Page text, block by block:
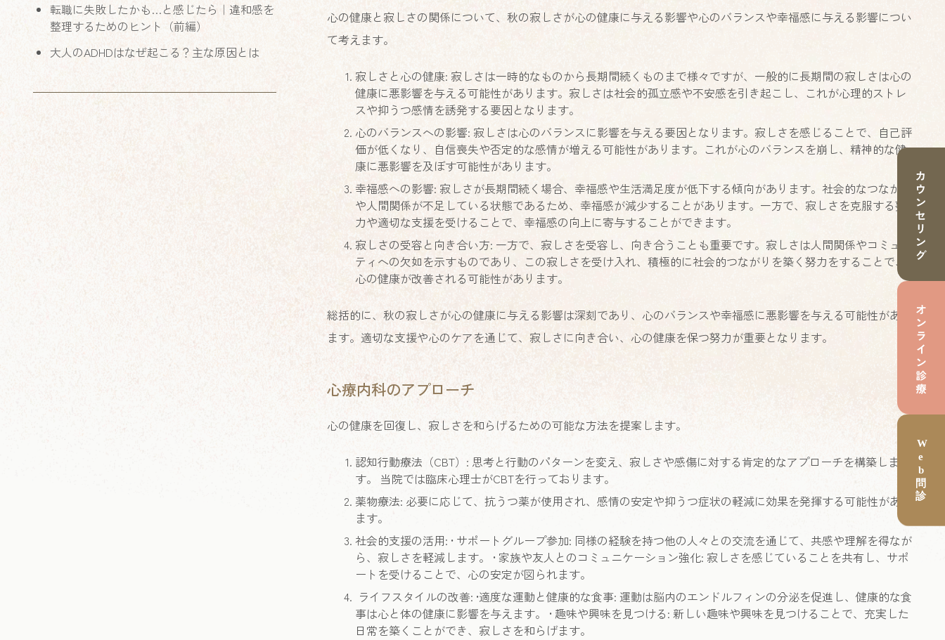
心の健康と寂しさの関係について、秋の寂しさが心の健康に与える影響や心のバランスや幸福感に与える影響につい
て考えます。
寂しさと心の健康: 寂しさは一時的なものから長期間続くものまで様々ですが、一般的に長期間の寂しさは心の
健康に悪影響を与える可能性があります。寂しさは社会的孤立感や不安感を引き起こし、これが心理的ストレ
スや抑うつ感情を誘発する要因となります。
心のバランスへの影響: 寂しさは心のバランスに影響を与える要因となります。寂しさを感じることで、自己評
価が低くなり、自信喪失や否定的な感情が増える可能性があります。これが心のバランスを崩し、精神的な健
康に悪影響を及ぼす可能性があります。
幸福感への影響: 寂しさが長期間続く場合、幸福感や生活満足度が低下する傾向があります。社会的なつながり
や人間関係が不足している状態であるため、幸福感が減少することがあります。一方で、寂しさを克服する努
力や適切な支援を受けることで、幸福感の向上に寄与することができます。
寂しさの受容と向き合い方: 一方で、寂しさを受容し、向き合うことも重要です。寂しさは人間関係やコミュニ
ティへの欠如を示すものであり、この寂しさを受け入れ、積極的に社会的つながりを築く努力をすることで、
心の健康が改善される可能性があります。
総括的に、秋の寂しさが心の健康に与える影響は深刻であり、心のバランスや幸福感に悪影響を与える可能性があり
ます。適切な支援や心のケアを通じて、寂しさに向き合い、心の健康を保つ努力が重要となります。
心療内科のアプローチ
心の健康を回復し、寂しさを和らげるための可能な方法を提案します。
認知行動療法（CBT）: 思考と行動のパターンを変え、寂しさや感傷に対する肯定的なアプローチを構築しま
す。 当院では臨床心理士がCBTを行っております。
薬物療法: 必要に応じて、抗うつ薬が使用され、感情の安定や抑うつ症状の軽減に効果を発揮する可能性があり
ます。
社会的支援の活用: • サポートグループ参加: 同様の経験を持つ他の人々との交流を通じて、共感や理解を得なが
ら、寂しさを軽減します。 • 家族や友人とのコミュニケーション強化: 寂しさを感じていることを共有し、サポ
ートを受けることで、心の安定が図られます。
ライフスタイルの改善: •適度な運動と健康的な食事: 運動は脳内のエンドルフィンの分泌を促進し、健康的な食
事は心と体の健康に影響を与えます。 • 趣味や興味を見つける: 新しい趣味や興味を見つけることで、充実した
日常を築くことができ、寂しさを和らげます。
転職に失敗したかも…と感じたら｜違和感を
整理するためのヒント（前編）
大人のADHDはなぜ起こる？主な原因とは